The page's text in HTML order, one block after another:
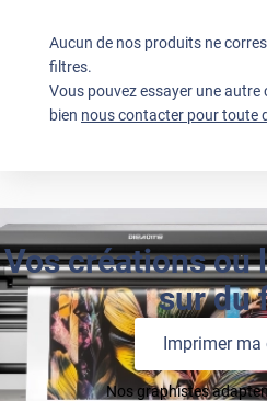
Aucun de nos produits ne
filtres.
Vous pouvez essayer une
bien nous contacter pour toute
Vos créations ou
sur du
Imprimer ma
Nos graphistes